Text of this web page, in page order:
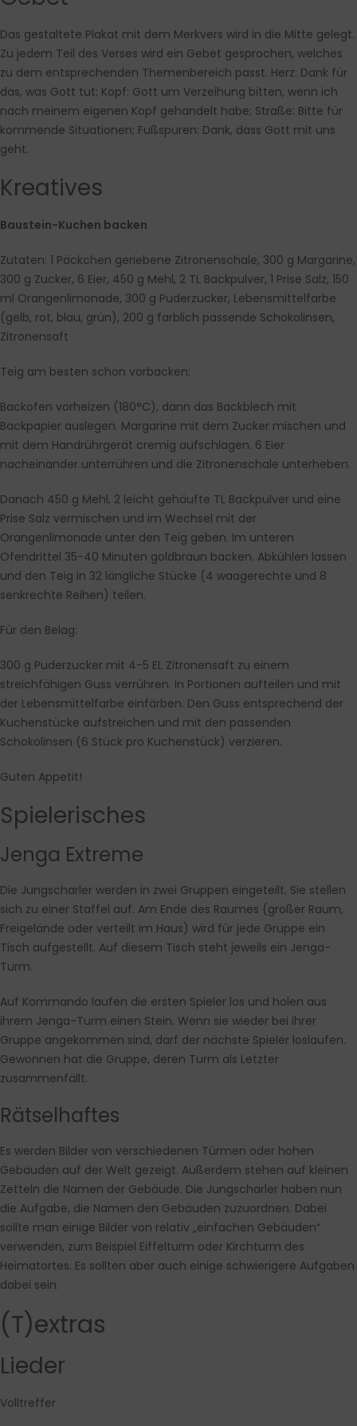
Das gestaltete Plakat mit dem Merkvers wird in die Mitte gelegt.
Zu jedem Teil des Verses wird ein Gebet gesprochen, welches
zu dem entsprechenden Themenbereich passt. Herz: Dank für
das, was Gott tut; Kopf: Gott um Verzeihung bitten, wenn ich
nach meinem eigenen Kopf gehandelt habe; Straße: Bitte für
kommende Situationen; Fußspuren: Dank, dass Gott mit uns
geht.
Kreatives
Baustein-Kuchen backen
Zutaten: 1 Päckchen geriebene Zitronenschale, 300 g Margarine,
300 g Zucker, 6 Eier, 450 g Mehl, 2 TL Backpulver, 1 Prise Salz, 150
ml Orangenlimonade, 300 g Puderzucker, Lebensmittelfarbe
(gelb, rot, blau, grün), 200 g farblich passende Schokolinsen,
Zitronensaft
Teig am besten schon vorbacken:
Backofen vorheizen (180°C), dann das Backblech mit
Backpapier auslegen. Margarine mit dem Zucker mischen und
mit dem Handrührgerät cremig aufschlagen. 6 Eier
nacheinander unterrühren und die Zitronenschale unterheben.
Danach 450 g Mehl, 2 leicht gehäufte TL Backpulver und eine
Prise Salz vermischen und im Wechsel mit der
Orangenlimonade unter den Teig geben. Im unteren
Ofendrittel 35-40 Minuten goldbraun backen. Abkühlen lassen
und den Teig in 32 längliche Stücke (4 waagerechte und 8
senkrechte Reihen) teilen.
Für den Belag:
300 g Puderzucker mit 4-5 EL Zitronensaft zu einem
streichfähigen Guss verrühren. In Portionen aufteilen und mit
der Lebensmittelfarbe einfärben. Den Guss entsprechend der
Kuchenstücke aufstreichen und mit den passenden
Schokolinsen (6 Stück pro Kuchenstück) verzieren.
Guten Appetit!
Spielerisches
Jenga Extreme
Die Jungscharler werden in zwei Gruppen eingeteilt. Sie stellen
sich zu einer Staffel auf. Am Ende des Raumes (großer Raum,
Freigelände oder verteilt im Haus) wird für jede Gruppe ein
Tisch aufgestellt. Auf diesem Tisch steht jeweils ein Jenga-
Turm.
Auf Kommando laufen die ersten Spieler los und holen aus
ihrem Jenga-Turm einen Stein. Wenn sie wieder bei ihrer
Gruppe angekommen sind, darf der nächste Spieler loslaufen.
Gewonnen hat die Gruppe, deren Turm als Letzter
zusammenfällt.
Rätselhaftes
Es werden Bilder von verschiedenen Türmen oder hohen
Gebäuden auf der Welt gezeigt. Außerdem stehen auf kleinen
Zetteln die Namen der Gebäude. Die Jungscharler haben nun
die Aufgabe, die Namen den Gebäuden zuzuordnen. Dabei
sollte man einige Bilder von relativ „einfachen Gebäuden“
verwenden, zum Beispiel Eiffelturm oder Kirchturm des
Heimatortes. Es sollten aber auch einige schwierigere Aufgaben
dabei sein.
(T)extras
Lieder
Volltreffer